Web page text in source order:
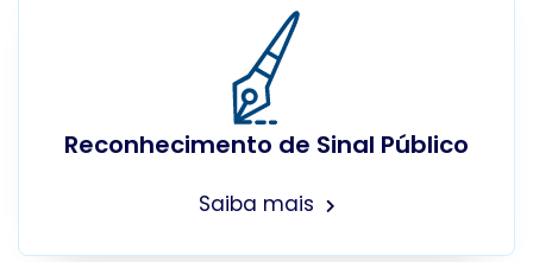
Reconhecimento de Sinal Público
Saiba mais